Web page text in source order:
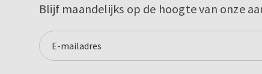
Blijf maandelijks op de hoogte van onze